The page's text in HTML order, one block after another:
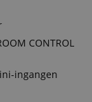
CONTROL
ingangen